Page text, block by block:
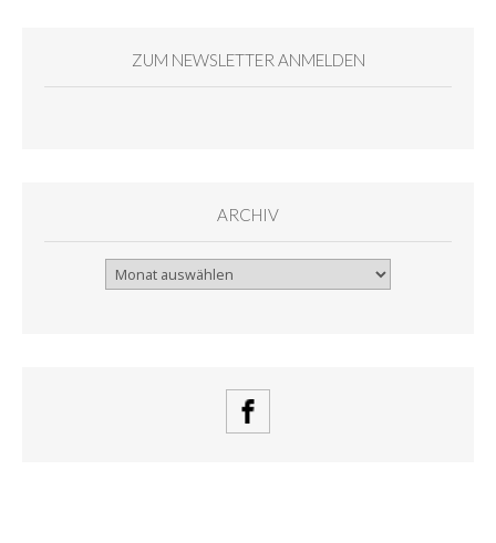
ZUM NEWSLETTER ANMELDEN
ARCHIV
Archiv